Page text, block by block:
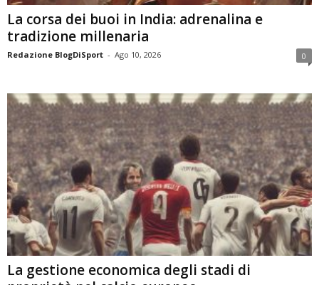
La corsa dei buoi in India: adrenalina e
tradizione millenaria
Redazione BlogDiSport - Ago 10, 2026 0
La gestione economica degli stadi di